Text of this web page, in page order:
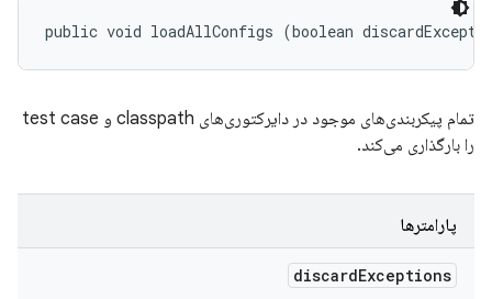
public void loadAllConfigs (boolean
تمام پیکربندی‌های موجود در دایرکتوری‌های classpath و test case
را بارگذاری می‌کند.
پارامترها
discardExceptions